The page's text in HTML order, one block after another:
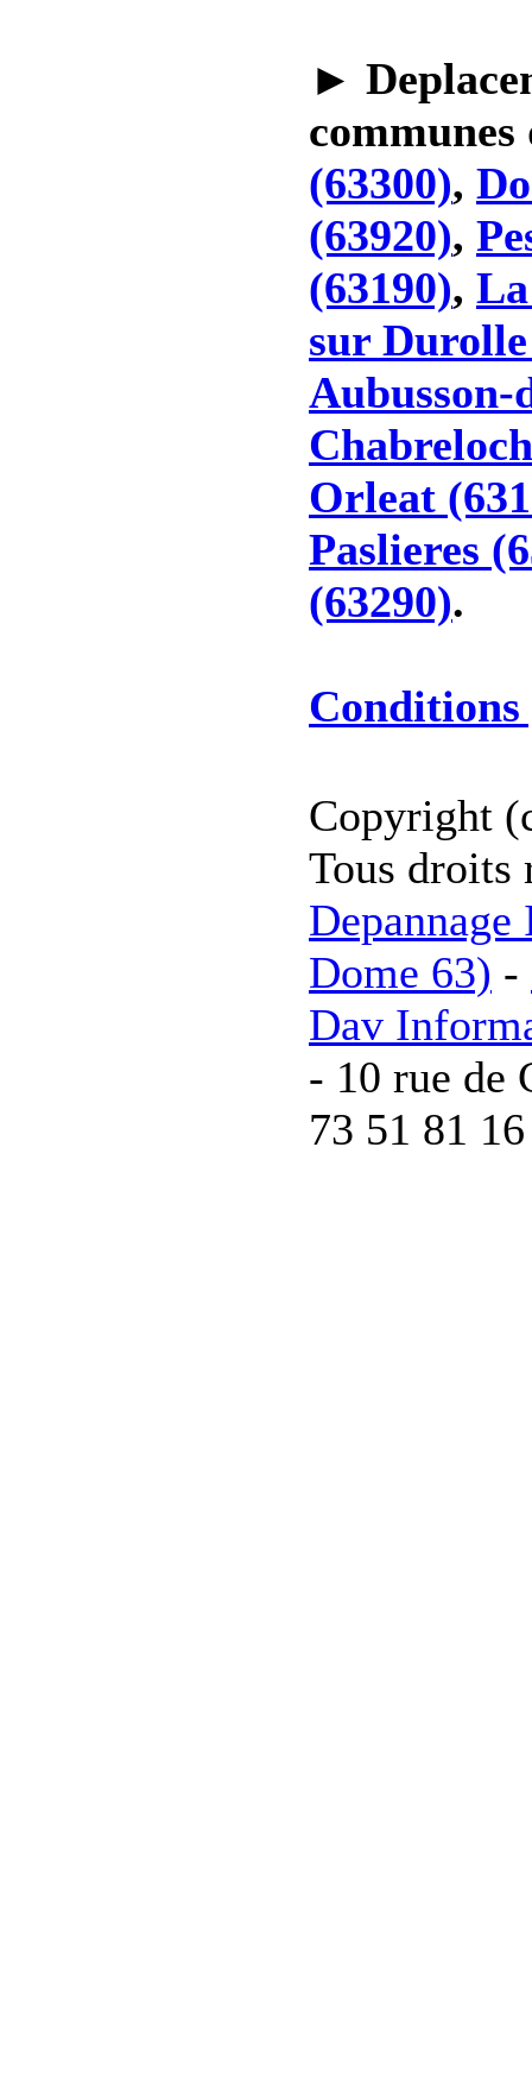
►
(63300),
(63920),
(63190),
sur
Aubusson-
Orleat
Paslieres
(63290).
Conditions
Copyright
Tous droits
Dome 63) -
Dav
- 10 rue de
73 51 81 16